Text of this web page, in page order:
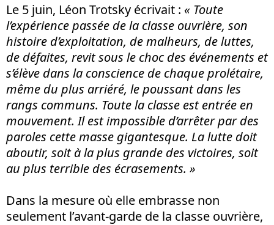
Le 5 juin, Léon Trotsky écrivait : « Toute
l’expérience passée de la classe ouvrière, son
histoire d’exploitation, de malheurs, de luttes,
de défaites, revit sous le choc des événements et
s’élève dans la conscience de chaque prolétaire,
même du plus arriéré, le poussant dans les
rangs communs. Toute la classe est entrée en
mouvement. Il est impossible d’arrêter par des
paroles cette masse gigantesque. La lutte doit
aboutir, soit à la plus grande des victoires, soit
au plus terrible des écrasements. »
Dans la mesure où elle embrasse non
seulement l’avant-garde de la classe ouvrière,